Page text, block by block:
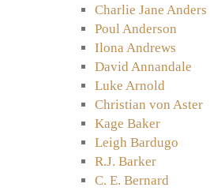
Charlie Jane Anders
Poul Anderson
Ilona Andrews
David Annandale
Luke Arnold
Christian von Aster
Kage Baker
Leigh Bardugo
R.J. Barker
C. E. Bernard